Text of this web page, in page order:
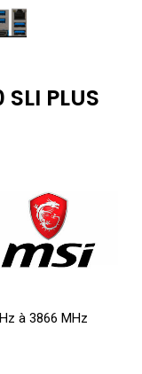
PLUS
à 3866 MHz